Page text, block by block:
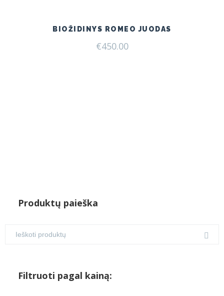
BIOŽIDINYS ROMEO JUODAS
€450.00
Produktų paieška
Filtruoti pagal kainą: